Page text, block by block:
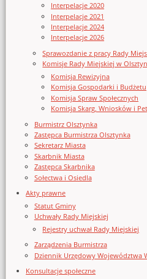
Interpelacje 2020
Interpelacje 2021
Interpelacje 2024
Interpelacje 2026
Sprawozdanie z pracy Rady
Komisje Rady Miejskiej w
Komisja Rewizyjna
Komisja Gospodarki i Budżetu
Komisja Spraw Społecznych
Komisja Skarg, Wniosków i
Burmistrz Olsztynka
Zastępca Burmistrza Olsztynka
Sekretarz Miasta
Skarbnik Miasta
Zastępca Skarbnika
Sołectwa i Osiedla
Akty prawne
Statut Gminy
Uchwały Rady Miejskiej
Rejestry uchwał Rady Miejskiej
Zarządzenia Burmistrza
Dziennik Urzędowy Województwa
Konsultacje społeczne